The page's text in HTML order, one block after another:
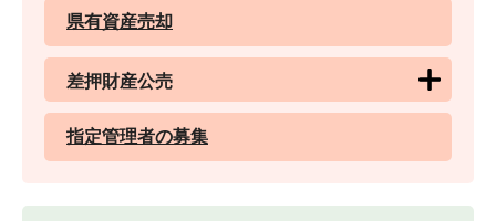
県有資産売却
差押財産公売
指定管理者の募集